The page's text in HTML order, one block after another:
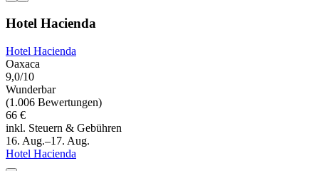
Hotel Hacienda
Hotel Hacienda
Oaxaca
9,0/10
Wunderbar
(1.006 Bewertungen)
66 €
inkl. Steuern & Gebühren
16. Aug.–17. Aug.
Hotel Hacienda